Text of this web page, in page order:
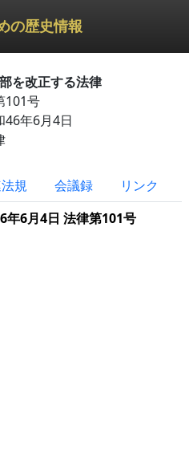
の歴史情報
を改正する法律
101号
46年6月4日
規 会議録
リンク
年6月4日 法律第101号